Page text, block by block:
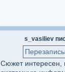
s_vasiliev
Сюжет интересен,